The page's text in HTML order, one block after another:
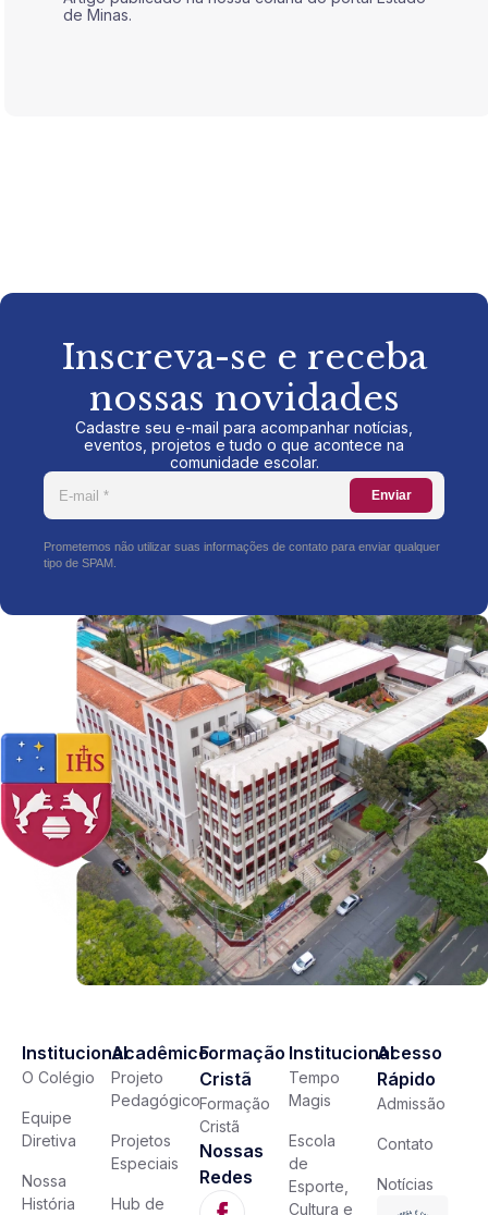
de Minas.
Inscreva-se e receba
nossas novidades
Cadastre seu e-mail para acompanhar notícias,
eventos, projetos e tudo o que acontece na
comunidade escolar.
Enviar
Prometemos não utilizar suas informações de contato para enviar qualquer
tipo de SPAM.
Institucional
O Colégio
Equipe
Diretiva
Nossa
História
Acadêmico
Projeto
Pedagógico
Projetos
Especiais
Hub de
Formação
Cristã
Formação
Cristã
Nossas
Redes
Institucional
Tempo
Magis
Escola
de
Esporte,
Cultura e
Acesso
Rápido
Admissão
Contato
Notícias